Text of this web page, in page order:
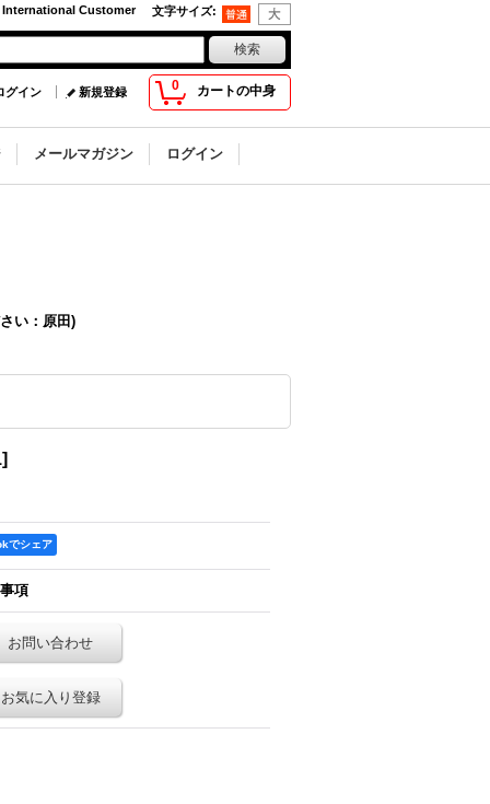
文字サイズ:
International Customer
0 カートの中身
グイン 新規登録
メールマガジン ログイン
い：原田)
]
でシェア
項
お問い合わせ
お気に入り登録